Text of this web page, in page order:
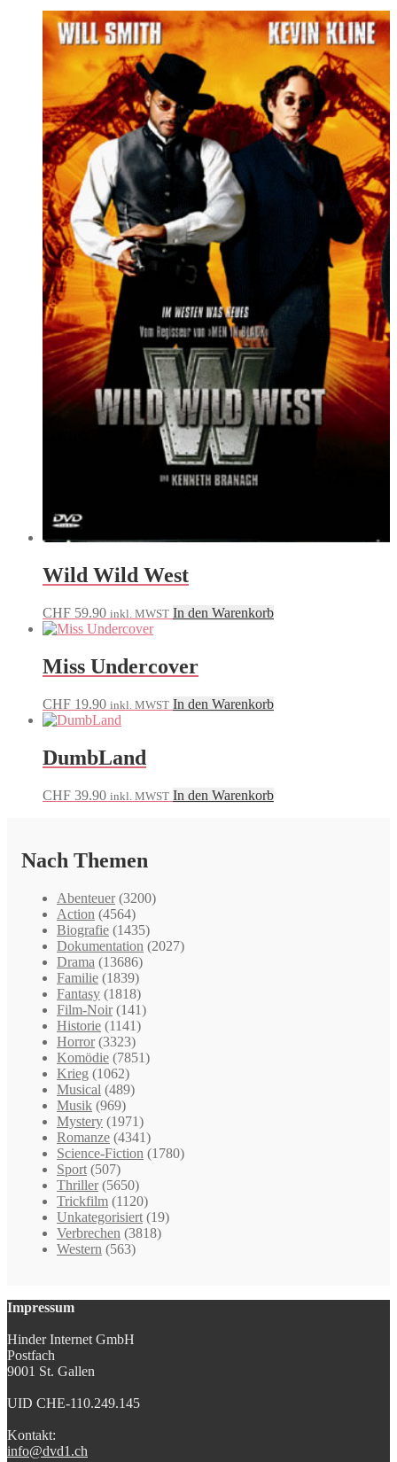
Wild Wild West
CHF 59.90 inkl. MWST In den Warenkorb
Miss Undercover
CHF 19.90 inkl. MWST In den Warenkorb
DumbLand
CHF 39.90 inkl. MWST In den Warenkorb
Nach Themen
Abenteuer (3200)
Action (4564)
Biografie (1435)
Dokumentation (2027)
Drama (13686)
Familie (1839)
Fantasy (1818)
Film-Noir (141)
Historie (1141)
Horror (3323)
Komödie (7851)
Krieg (1062)
Musical (489)
Musik (969)
Mystery (1971)
Romanze (4341)
Science-Fiction (1780)
Sport (507)
Thriller (5650)
Trickfilm (1120)
Unkategorisiert (19)
Verbrechen (3818)
Western (563)
Impressum
Hinder Internet GmbH
Postfach
9001 St. Gallen
UID CHE-110.249.145
Kontakt:
info@dvd1.ch